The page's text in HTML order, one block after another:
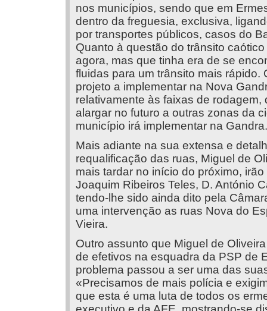
nos municípios, sendo que em
dentro da freguesia, exclusiva,
por transportes públicos, casos do
Quanto à questão do trânsito
agora, mas que tinha era de se
fluidas para um trânsito mais
projeto a implementar na Nova
relativamente às faixas de
alargar no futuro a outras zonas da
município irá implementar na Gandra.
Mais adiante na sua extensa e
requalificação das ruas, Miguel de
mais tardar no início do próximo,
Joaquim Ribeiros Teles, D. António
tendo-lhe sido ainda dito pela
uma intervenção as ruas Nova do
Vieira.
Outro assunto que Miguel de
de efetivos na esquadra da PSP de
problema passou a ser uma das
«Precisamos de mais polícia e
que esta é uma luta de todos os